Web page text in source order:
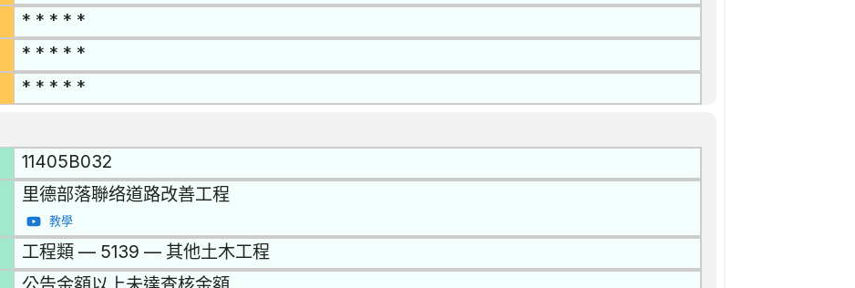
* * * * *
* * * * *
* * * * *
11405B032
里德部落聯络道路改善工程
教學
工程類 — 5139 — 其他土木工程